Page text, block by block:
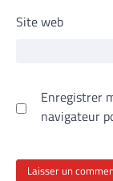
Site web
Enregistrer
navigateur